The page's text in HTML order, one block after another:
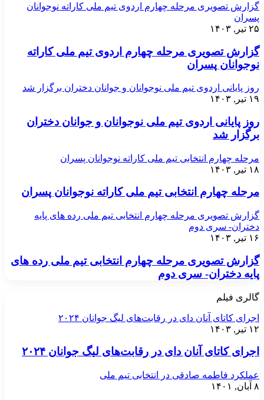
گزارش تصویری مرحله چهارم اردوی تیم ملی کاراته نوجوانان
پسران
۲۵ تیر, ۱۴۰۳
گزارش تصویری مرحله چهارم اردوی تیم ملی کاراته
نوجوانان پسران
روز پایانی اردوی تیم ملی نوجوانان و جوانان دختران برگزار شد
۱۹ تیر, ۱۴۰۳
روز پایانی اردوی تیم ملی نوجوانان و جوانان دختران
برگزار شد
مرحله چهارم انتخابی تیم ملی کاراته نوجوانان پسران
۱۸ تیر, ۱۴۰۳
مرحله چهارم انتخابی تیم ملی کاراته نوجوانان پسران
گزارش تصویری مرحله چهارم انتخابی تیم ملی رده های پایه
دختران- سری دوم
۱۶ تیر, ۱۴۰۳
گزارش تصویری مرحله چهارم انتخابی تیم ملی رده های
پایه دختران- سری دوم
گالری فیلم
اجرای کاتای آنان دای در رقابت‌های لیگ جوانان ۲۰۲۴
۱۲ تیر, ۱۴۰۳
اجرای کاتای آنان دای در رقابت‌های لیگ جوانان ۲۰۲۴
عملکرد فاطمه صادقی در انتخابی تیم ملی
۸ آبان, ۱۴۰۱